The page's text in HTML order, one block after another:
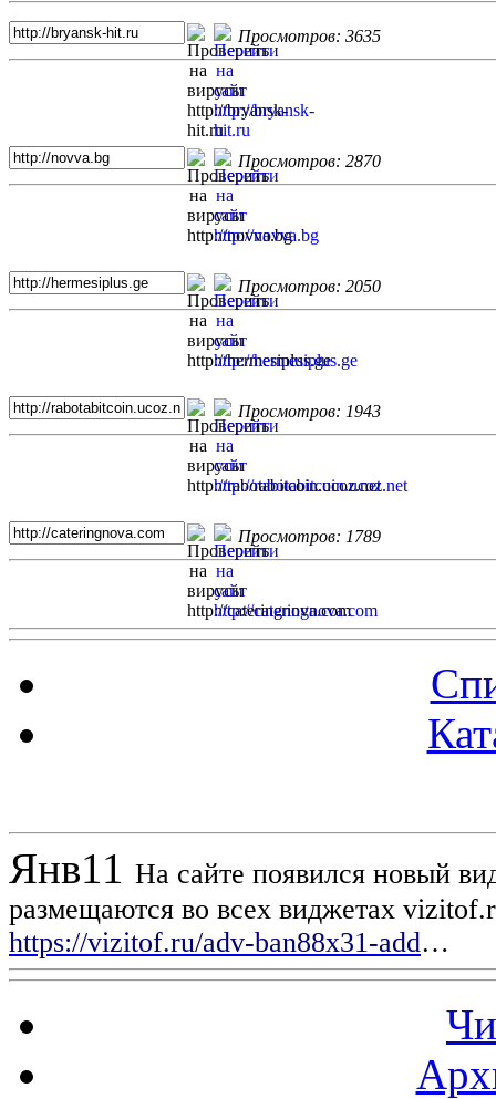
Просмотров: 3635
Просмотров: 2870
Просмотров: 2050
Просмотров: 1943
Просмотров: 1789
Янв11 На сайте появился новый
размещаются во всех виджетах
https://vizitof.ru/adv-ban88x31-add…